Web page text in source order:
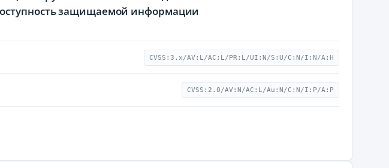
защищаемой информации
CVSS:3.x/AV:L/AC:L/PR:L/UI:N/S:U/C:N/I:N/A:H
CVSS:2.0/AV:N/AC:L/Au:N/C:N/I:P/A:P